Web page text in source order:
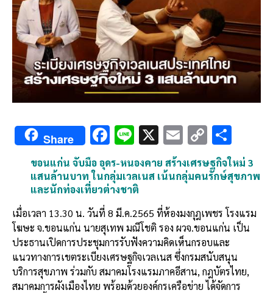
Share F
ac
e
b
o
o
k
Li
n
e
X E
m
ai
C
o
py
n
k
h
ar
ขอนแก่น จับมือ อุดร-หนองคาย สร้างเศรษฐกิจใหม่ 3
แสนล้านบาท ในกลุ่มเวลเนส เน้นกลุ่มคนรักษ์สุขภาพ
และนักท่องเที่ยวต่างชาติ
เมื่อเวลา 13.30 น. วันที่ 8 มี.ค.2565 ที่ห้องมงกุฎเพชร โรงแรม
โฆษะ จ.ขอนแก่น นายสุเทพ มณีโชติ รอง ผวจ.ขอนแก่น เป็น
ประธานเปิดการประชุมการรับฟังความคิดเห็นกรอบและ
แนวทางการเขตระเบียงเศรษฐกิจเวลเนส ซึ่งกรมสนับสนุน
บริการสุขภาพ ร่วมกับ สมาคมโรงแรมภาคอีสาน, กฎบัตรไทย,
สมาคมการผังเมืองไทย พร้อมด้วยองค์กรเครือข่าย ได้จัดการ